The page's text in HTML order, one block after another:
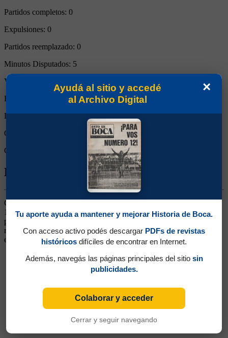
Partidos completos: 0
Expulsiones: 0
Partidos reemplazado: 0
Minutos Disputados: 5
Victorias:
Empates:
Derrotas:0
Goles de Boca:
Goles rivales:
Biografía de Enrique Eduardo Oviedo
Centrodelantero. Ganó dos títulos (Nacional 1976 y Libertadores
1977). Llegó de Villa Dálmine como refuerzo pedido por Lorenzo
para encarar el Nacional de 1976. Delantero de gran físico, imponía
respeto en el área. Siguió su carrera en Platense y en el fútbol
español (en Valladolid)
×
Ayudá al sitio y accedé
al Archivo Digital
Tu aporte ayuda a mantener y mejorar Historia de Boca.
Con acceso activo podés descargar PDFs de revistas
históricos difíciles de encontrar en Internet.
Además, navegás las páginas principales del sitio sin
publicidades.
Colaborar y acceder
Cerrar y seguir navegando